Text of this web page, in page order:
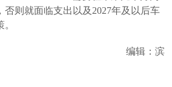
否则就面临支出以及2027年及以后车
编辑：滨